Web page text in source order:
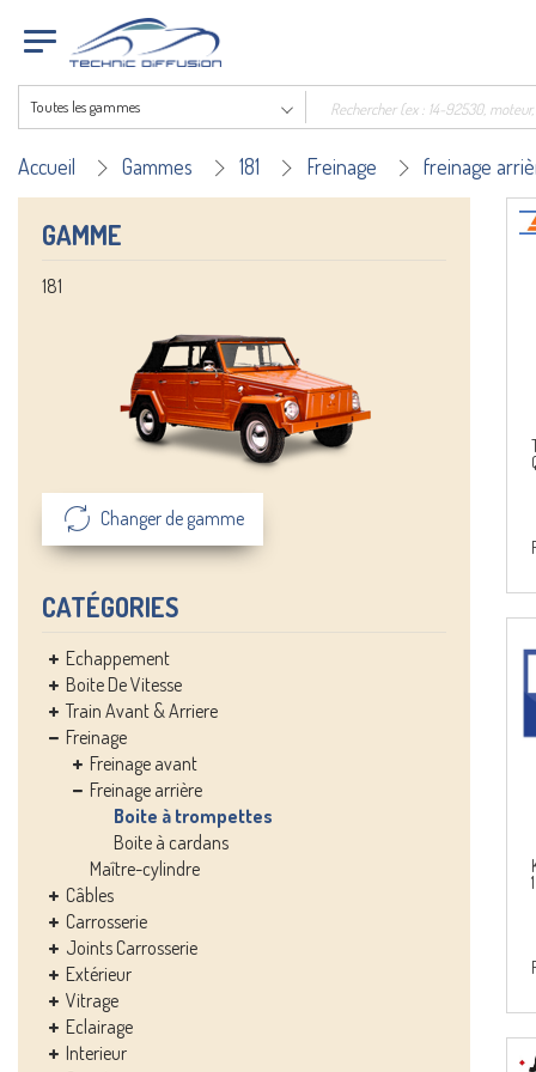
Toutes les gammes
Accueil Gammes 181 Freinage freinage
GAMME
181
Changer de gamme
CATÉGORIES
Echappement
Boite De Vitesse
Train Avant & Arriere
Freinage
Freinage avant
Freinage arrière
Boite à trompettes
Boite à cardans
Maître-cylindre
Câbles
Carrosserie
Joints Carrosserie
Extérieur
Vitrage
Eclairage
Interieur